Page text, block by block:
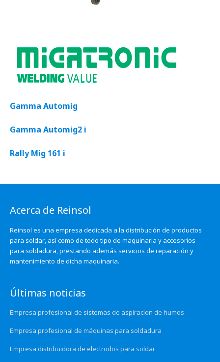
Gamma Automig
Gamma Automig2 i
Rally Mig 161 i
Acerca de Reinsol
Reinsol es una empresa dedicada a la distribución de productos
para soldar, así como de todo tipo de maquinaria y accesorios
para soldadura, prestando además servicios de reparación y
mantenimiento de dicha maquinaria.
Últimas noticias
Empresa profesional de sistemas de aspiracion de humos
Empresa profesional de máquinas para soldadura
Empresa distribuidora de electrodos para soldar